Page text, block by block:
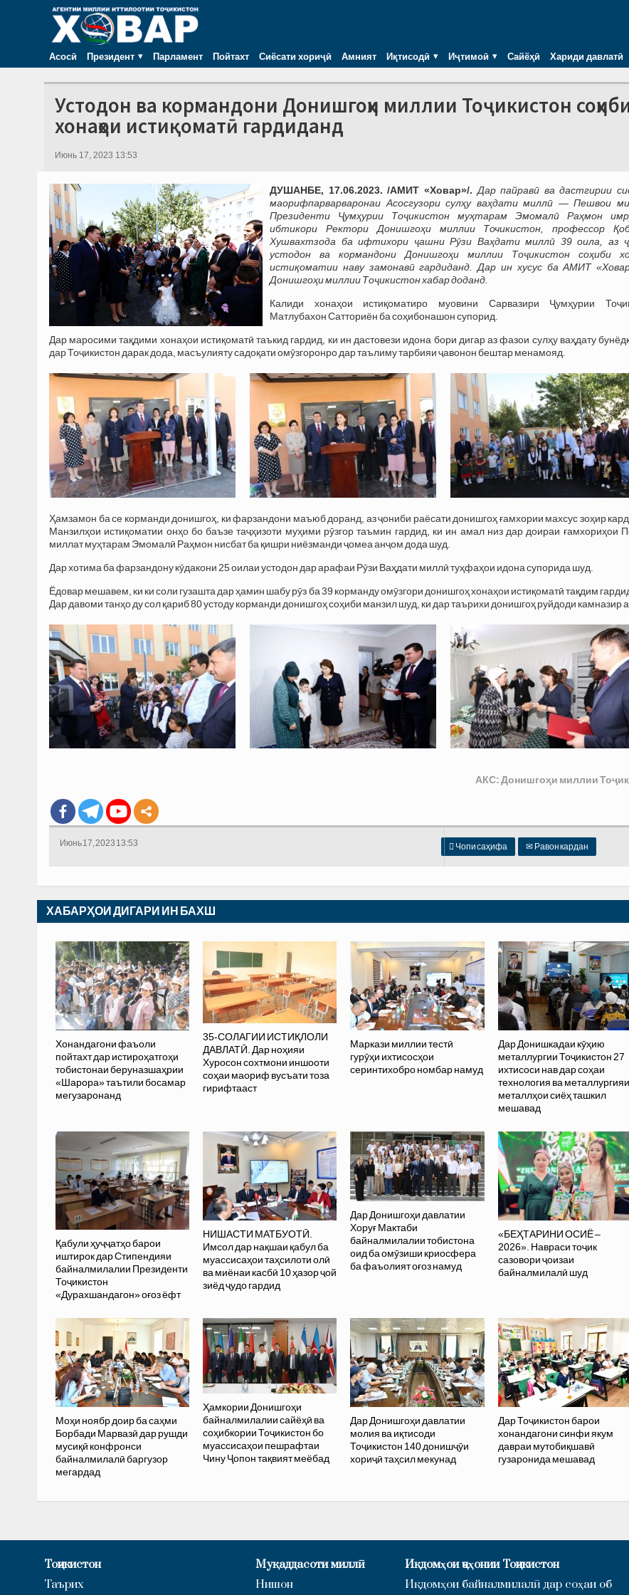
Асосӣ Президент Парламент Пойтахт Сиёсати хориҷӣ Амният Иқтисодӣ Иҷтимоӣ Сайёҳӣ Хариди давлатӣ
Устодон ва кормандони Донишгоҳи миллии Тоҷикистон
хонаҳои истиқоматӣ гардиданд
Июнь 17, 2023 13:53
ДУШАНБЕ, 17.06.2023. /АМИТ «Ховар»/. Дар пайравӣ ва дастгирии
маорифпарварваронаи Асосгузори сулҳу ваҳдати миллӣ — Пешвои
Президенти Ҷумҳурии Тоҷикистон муҳтарам Эмомалӣ Раҳмон
ибтикори Ректори Донишгоҳи миллии Точикистон, профессор
Хушвахтзода ба ифтихори ҷашни Рӯзи Ваҳдати миллӣ 39 оила, аз
устодон ва кормандони Донишгоҳи миллии Тоҷикистон соҳиби
истиқоматии наву замонавӣ гардиданд. Дар ин хусус ба АМИТ
Донишгоҳи миллии Тоҷикистон хабар доданд.
Калиди хонаҳои истиқоматиро муовини Сарвазири Ҷумҳурии
Матлубахон Сатториён ба соҳибонашон супорид.
Дар маросими тақдими хонаҳои истиқоматӣ таъкид гардид, ки ин дастовези идона бори дигар аз фазои сулҳу ваҳдату
дар Тоҷикистон дарак дода, масъулияту садоқати омӯзгоронро дар таълиму тарбияи ҷавонон бештар менамояд.
Ҳамзамон ба се корманди донишгоҳ, ки фарзандони маъюб доранд, аз ҷониби раёсати донишгоҳ ғамхории махсус зоҳир
Манзилҳои истиқоматии онҳо бо баъзе таҷҳизоти муҳими рӯзгор таъмин гардид, ки ин амал низ дар доираи ғамхориҳои
миллат муҳтарам Эмомалӣ Раҳмон нисбат ба қишри ниёзманди ҷомеа анҷом дода шуд.
Дар хотима ба фарзандону кӯдакони 25 оилаи устодон дар арафаи Рӯзи Ваҳдати миллӣ туҳфаҳои идона супорида шуд.
Ёдовар мешавем, ки ки соли гузашта дар ҳамин шабу рӯз ба 39 корманду омӯзгори донишгоҳ хонаҳои истиқоматӣ тақдим
Дар давоми танҳо ду сол қариб 80 устоду корманди донишгоҳ соҳиби манзил шуд, ки дар таърихи донишгоҳ руйдоди камназир
АКС: Донишгоҳи миллии
 Чопи саҳифа ✉ Равон кардан
Июнь 17, 2023 13:53
ХАБАРҲОИ ДИГАРИ ИН БАХШ
Хонандагони фаъоли
пойтахт дар истироҳатгоҳи
тобистонаи беруназшаҳрии
«Шарора» таътили босамар
мегузаронанд
35-СОЛАГИИ ИСТИҚЛОЛИ
ДАВЛАТӢ. Дар ноҳияи
Хуросон сохтмони иншооти
соҳаи маориф вусъати тоза
гирифтааст
Маркази миллии тестӣ
гурӯҳи ихтисосҳои
серинтихобро номбар намуд
Дар Донишкадаи кӯҳию
металлургии Тоҷикистон 27
ихтисоси нав дар соҳаи
технология ва металлургияи
металлҳои сиёҳ ташкил
мешавад
Қабули ҳуҷҷатҳо барои
иштирок дар Стипендияи
байналмилалии Президенти
Тоҷикистон
«Дурахшандагон» оғоз ёфт
НИШАСТИ МАТБУОТӢ.
Имсол дар нақшаи қабул ба
муассисаҳои таҳсилоти олӣ
ва миёнаи касбӣ 10 ҳазор ҷой
зиёд ҷудо гардид
Дар Донишгоҳи давлатии
Хоруғ Мактаби
байналмилалии тобистона
оид ба омӯзиши криосфера
ба фаъолият оғоз намуд
«БЕҲТАРИНИ ОСИЁ –
2026». Навраси тоҷик
сазовори ҷоизаи
байналмилалӣ шуд
Моҳи ноябр доир ба саҳми
Борбади Марвазӣ дар рушди
мусиқӣ конфронси
байналмилалӣ баргузор
мегардад
Ҳамкории Донишгоҳи
байналмилалии сайёҳӣ ва
соҳибкории Тоҷикистон бо
муассисаҳои пешрафтаи
Чину Ҷопон тақвият меёбад
Дар Донишгоҳи давлатии
молия ва иқтисоди
Тоҷикистон 140 донишҷӯи
хориҷӣ таҳсил мекунад
Дар Тоҷикистон барои
хонандагони синфи якум
давраи мутобиқшавӣ
гузаронида мешавад
Тоҷикистон
Таърих
Муқаддасоти миллӣ
Нишон
Иқдомҳои ҷаҳонии Тоҷикистон
Иқдомҳои байналмилалӣ дар соҳаи об